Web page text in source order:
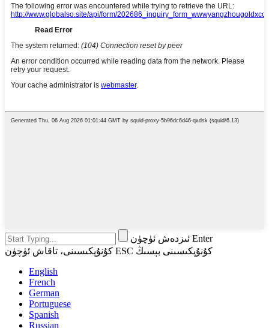
ئىزدەش ئۈچۈن Enter
كۇنۇپكىسىنى، تاقاش ئۈچۈن ESC كۇنۇپكىسىنى بېسىڭ
English
French
German
Portuguese
Spanish
Russian